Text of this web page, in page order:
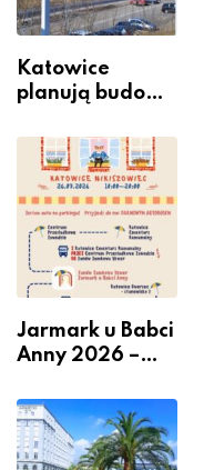
Katowice
planują budowę
przesiadkoweg
o w Podlesiu
Jarmark u Babci
Anny 2026 –